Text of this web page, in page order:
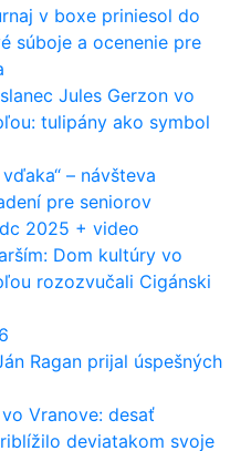
v boxe priniesol do
súboje a ocenenie pre
Jules Gerzon vo
tulipány ako symbol
– návšteva
pre seniorov
2025 + video
Dom kultúry vo
rozozvučali Cigánski
Ragan prijal úspešných
Vranove: desať
deviatakom svoje